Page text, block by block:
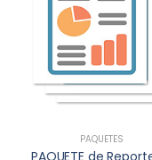
PAQUETES